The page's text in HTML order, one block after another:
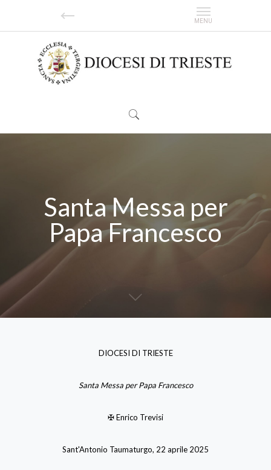
Santa Messa per
Papa Francesco
DIOCESI DI TRIESTE
Santa Messa per Papa Francesco
✠ Enrico Trevisi
Sant'Antonio Taumaturgo, 22 aprile 2025